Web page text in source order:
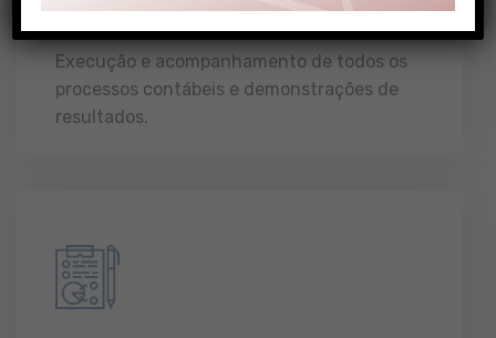
Contábil
Execução e acompanhamento de todos os
processos contábeis e demonstrações de
resultados.